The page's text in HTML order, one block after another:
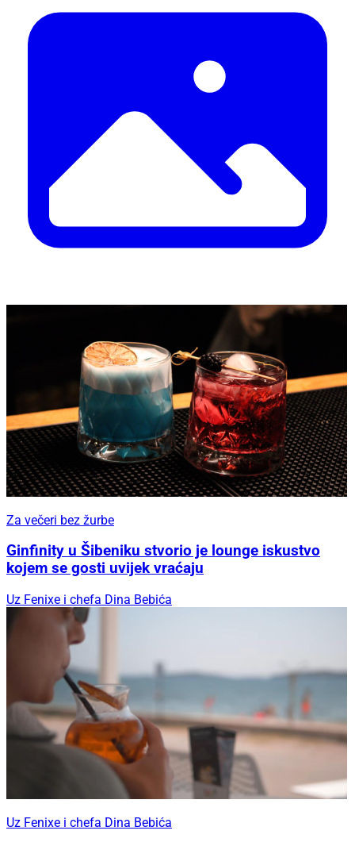
Za večeri bez žurbe
Ginfinity u Šibeniku stvorio je lounge iskustvo
kojem se gosti uvijek vraćaju
Uz Fenixe i chefa Dina Bebića
Uz Fenixe i chefa Dina Bebića